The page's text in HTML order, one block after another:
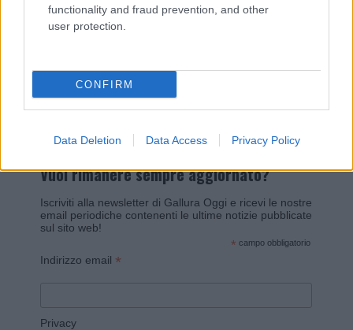
functionality and fraud prevention, and other
user protection.
CONFIRM
Data Deletion Data Access Privacy Policy
Invia un Comunicato Stampa|Pubblicità|Segnala
Vuoi rimanere sempre aggiornato?
Iscriviti alla newsletter di Gallura Oggi e ricevi le nostre
email periodiche contenenti le ultime notizie pubblicate
sul sito web!
* campo obbligatorio
Indirizzo email *
Privacy